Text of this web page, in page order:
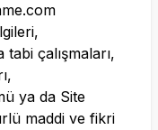
çalışmaları,
ya da Site
maddi ve fikri